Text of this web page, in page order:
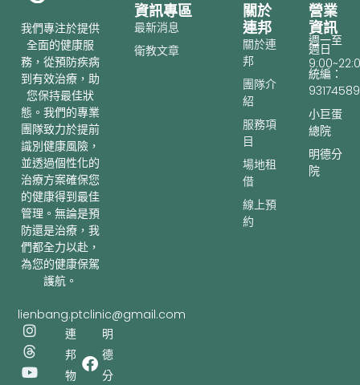
我們專注於提供
全面的健康服
務，從預防疾病
到有效治療，助
您保持最佳狀
態。我們的專業
團隊致力於提前
識別健康風險，
並透過個性化的
治療方案確保您
的健康得到最佳
管理。無論是預
防還是治療，我
們都全力以赴，
為您的健康保駕
護航。
lienbang.ptclinic@gmail.com
I
n
s
t
T
h
r
e
Y
o
u
t
連
邦
物
明
德
分
營業
資訊
週一至
週日
統編：
93174589
小巨蛋
總院
明德分
院
關於
連邦
關於連
邦
團隊介
紹
服務項
目
場地租
借
線上預
約
資訊專區
最新消息
衛教文章